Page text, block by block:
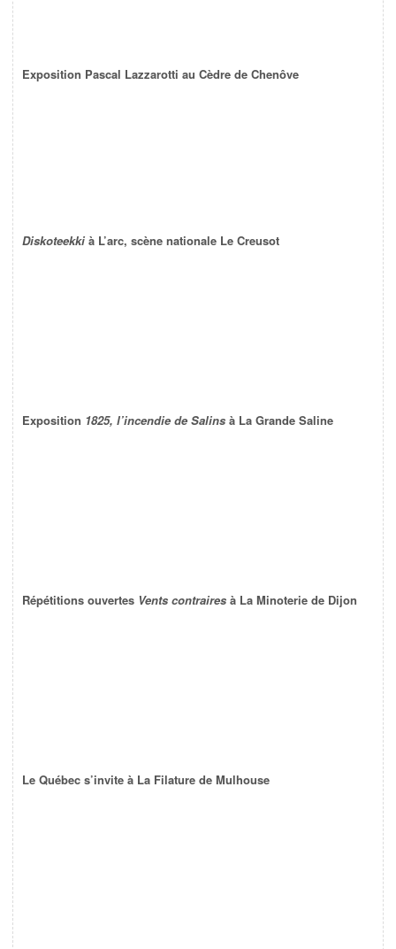
Exposition Pascal Lazzarotti au Cèdre de Chenôve
Diskoteekki à L’arc, scène nationale Le Creusot
Exposition 1825, l’incendie de Salins à La Grande Saline
Répétitions ouvertes Vents contraires à La Minoterie de Dijon
Le Québec s’invite à La Filature de Mulhouse